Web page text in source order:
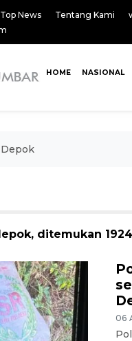
Top News Tentang Kami
HOME NASIONAL
Depok
ditemukan
06